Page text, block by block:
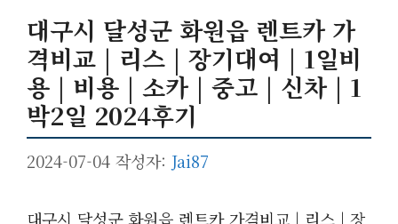
대구시 달성군 화원읍 렌트카 가
격비교 | 리스 | 장기대여 | 1일비
용 | 비용 | 소카 | 중고 | 신차 | 1
박2일 2024후기
2024-07-04 작성자: Jai87
대구시 달성군 화원읍 렌트카 가격비교 | 리스 | 장